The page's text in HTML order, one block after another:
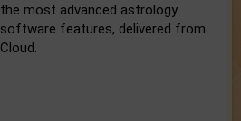
the most advanced astrology
software features, delivered from
Cloud.